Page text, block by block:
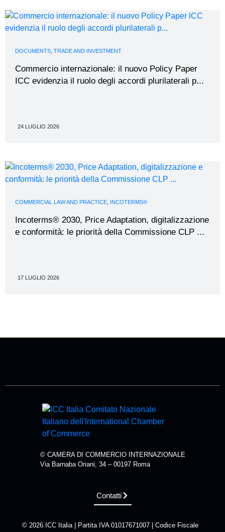
DOCUMENTS TRADE AND INVESTMENT
Commercio internazionale: il nuovo Policy Paper
ICC evidenzia il ruolo degli accordi plurilaterali p...
24 LUGLIO 2026
COMMERCIAL LAW AND PRACTICE INCOTERMS®
Incoterms® 2030, Price Adaptation, digitalizzazione
e conformità: le priorità della Commissione CLP ...
17 LUGLIO 2026
© CAMERA DI COMMERCIO INTERNAZIONALE
Via Barnaba Oriani, 34 – 00197 Roma
Contatti
© 2026 ICC Italia | Partita IVA 01017671007 | Codice Fiscale